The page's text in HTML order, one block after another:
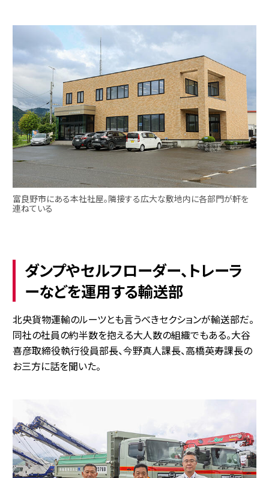
富良野市にある本社社屋。隣接する広大な敷地内に各部門が軒を
連ねている
ダンプやセルフローダー、トレーラ
ーなどを運用する輸送部
北央貨物運輸のルーツとも言うべきセクションが輸送部だ。
同社の社員の約半数を抱える大人数の組織でもある。大谷
喜彦取締役執行役員部長、今野真人課長、高橋英寿課長の
お三方に話を聞いた。